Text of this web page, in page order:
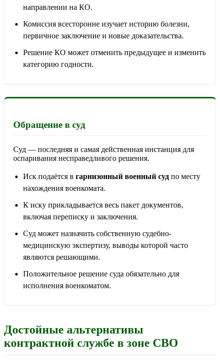
направлении на КО.
Комиссия всесторонне изучает историю болезни,
первичное заключение и новые доказательства.
Решение КО может отменить предыдущее и изменить
категорию годности.
Обращение в суд
Суд — последняя и самая действенная инстанция для
оспаривания несправедливого решения.
Иск подаётся в гарнизонный военный суд по месту
нахождения военкомата.
К иску прикладывается весь пакет документов,
включая переписку и заключения.
Суд может назначить собственную судебно-
медицинскую экспертизу, выводы которой часто
являются решающими.
Положительное решение суда обязательно для
исполнения военкоматом.
Достойные альтернативы
контрактной службе в зоне СВО